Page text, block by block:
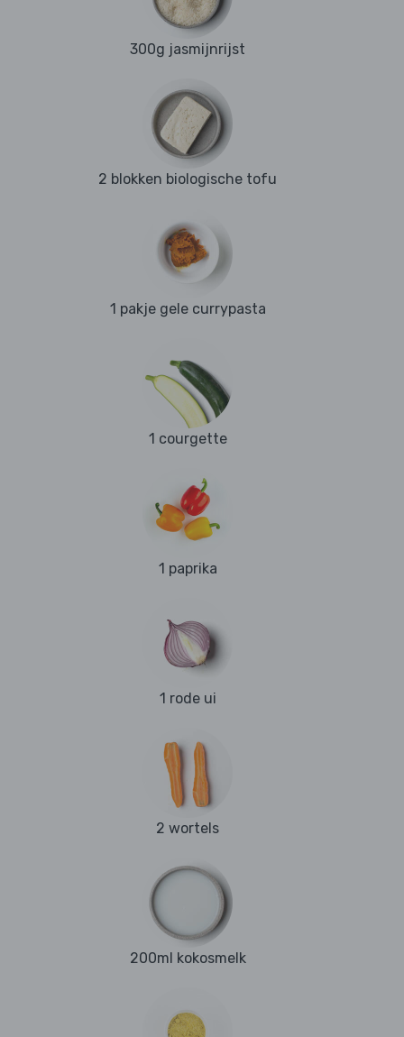
300g jasmijnrijst
2 blokken biologische tofu
1 pakje gele currypasta
1 courgette
1 paprika
1 rode ui
2 wortels
200ml kokosmelk